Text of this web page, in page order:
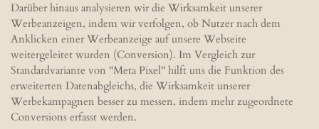
Darüber hinaus analysieren wir die Wirksamkeit unserer
Werbeanzeigen, indem wir verfolgen, ob Nutzer nach dem
Anklicken einer Werbeanzeige auf unsere Webseite
weitergeleitet wurden (Conversion). Im Vergleich zur
Standardvariante von "Meta Pixel" hilft uns die Funktion des
erweiterten Datenabgleichs, die Wirksamkeit unserer
Werbekampagnen besser zu messen, indem mehr zugeordnete
Conversions erfasst werden.